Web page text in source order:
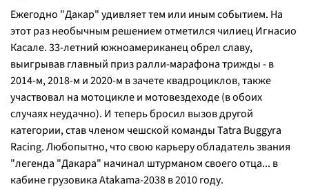
Ежегодно "Дакар" удивляет тем или иным событием. На
этот раз необычным решением отметился чилиец Игнасио
Касале. 33-летний южноамериканец обрел славу,
выигрывав главный приз ралли-марафона трижды - в
2014-м, 2018-м и 2020-м в зачете квадроциклов, также
участвовал на мотоцикле и мотовездеходе (в обоих
случаях неудачно). И теперь бросил вызов другой
категории, став членом чешской команды Tatra Buggyra
Racing. Любопытно, что свою карьеру обладатель звания
"легенда "Дакара" начинал штурманом своего отца... в
кабине грузовика Atakama-2038 в 2010 году.